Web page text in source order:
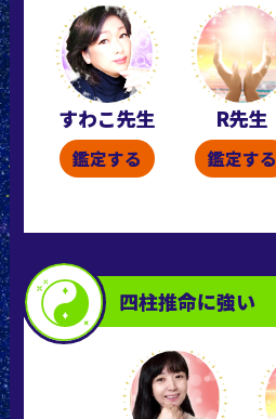
すわこ先生
鑑定する
R先生
鑑定する
四柱推命に強い